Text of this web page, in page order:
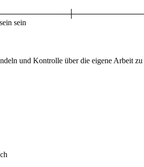
sein
und Kontrolle über die eigene Arbeit zu